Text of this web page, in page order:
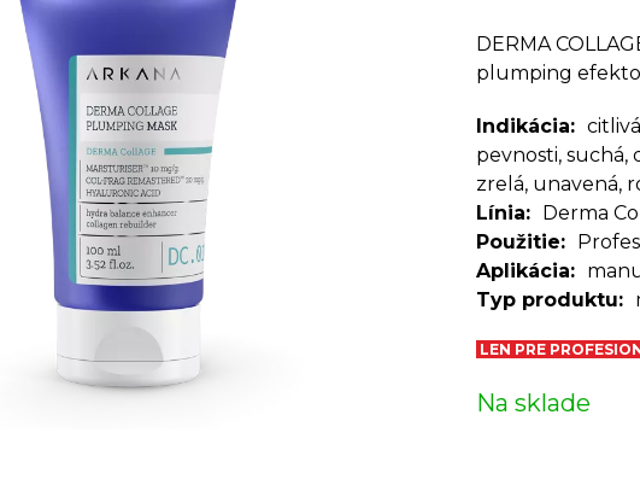
DERMA
plumping
Indikácia
pevnosti, suchá,
zrelá, unavená,
Línia
Derma
Použitie
Aplikácia
Typ produktu
LEN PRE
Na sklade